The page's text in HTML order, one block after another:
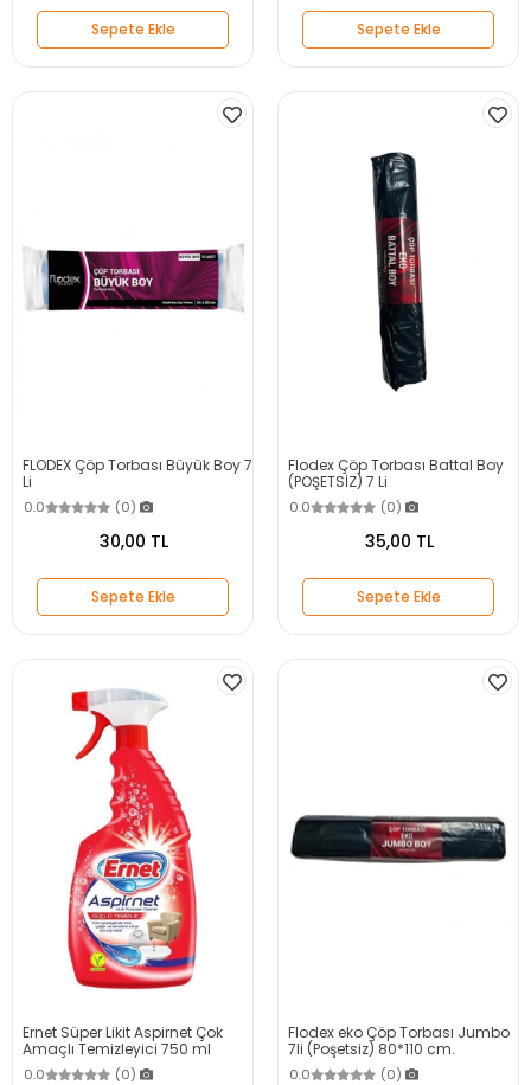
Sepete Ekle Sepete Ekle
FLODEX Çöp Torbası Büyük Boy 7
Li
0.0 (0)
30,00 TL
Sepete Ekle
Flodex Çöp Torbası Battal Boy
(POŞETSİZ) 7 Li
0.0 (0)
35,00 TL
Sepete Ekle
Ernet Süper Likit Aspirnet Çok
Amaçlı Temizleyici 750 ml
Spreyli
0.0 (0)
Flodex eko Çöp Torbası Jumbo
7li (Poşetsiz) 80*110 cm.
0.0 (0)